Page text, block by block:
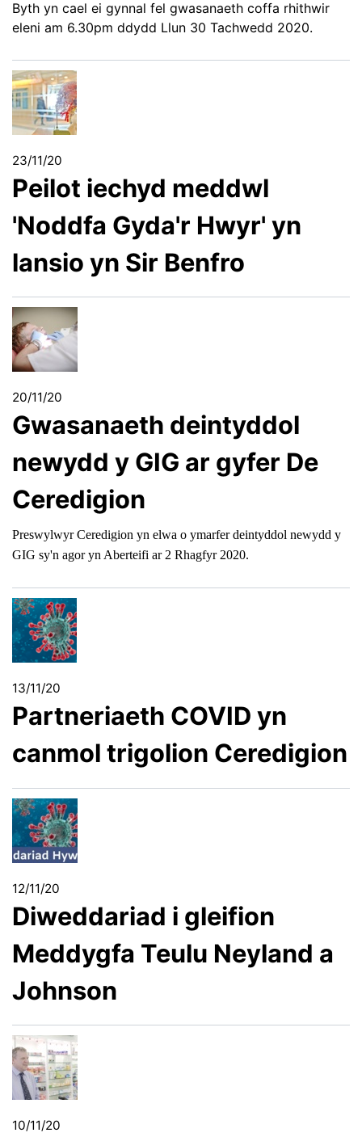
Byth yn cael ei gynnal fel gwasanaeth coffa rhithwir
eleni am 6.30pm ddydd Llun 30 Tachwedd 2020.
23/11/20
Peilot iechyd meddwl
'Noddfa Gyda'r Hwyr' yn
lansio yn Sir Benfro
20/11/20
Gwasanaeth deintyddol
newydd y GIG ar gyfer De
Ceredigion
Preswylwyr Ceredigion yn elwa o ymarfer deintyddol newydd y
GIG sy'n agor yn Aberteifi ar 2 Rhagfyr 2020.
13/11/20
Partneriaeth COVID yn
canmol trigolion Ceredigion
12/11/20
Diweddariad i gleifion
Meddygfa Teulu Neyland a
Johnson
10/11/20